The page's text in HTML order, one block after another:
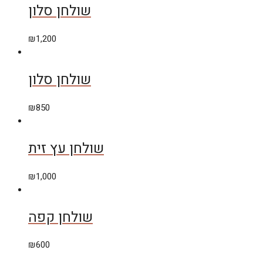
שולחן סלון
₪1,200
שולחן סלון
₪850
שולחן עץ זית
₪1,000
שולחן קפה
₪600